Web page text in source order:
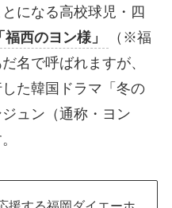
になる高校球児・四
福西のヨン様」
（※福
名で呼ばれますが、
た韓国ドラマ「冬の
ュン（通称・ヨン